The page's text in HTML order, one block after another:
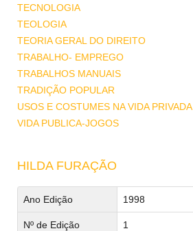
TECNOLOGIA
TEOLOGIA
TEORIA GERAL DO DIREITO
TRABALHO- EMPREGO
TRABALHOS MANUAIS
TRADIÇÃO POPULAR
USOS E COSTUMES NA VIDA PRIVADA
VIDA PUBLICA-JOGOS
HILDA FURAÇÃO
Ano Edição 1998
Nº de Edição 1